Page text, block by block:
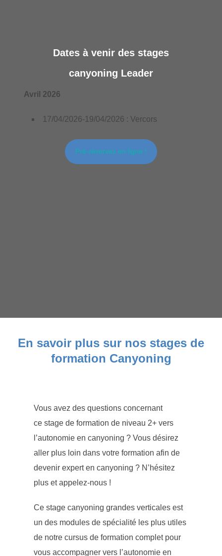
Dates à venir des stages
canyoning Leader
Avril 2026
17/04/2026-19/04/2026 : Vercors
Pré-réservez en ligne !
En savoir plus sur nos stages de
formation Canyoning
Vous avez des questions concernant
ce stage de formation de niveau 2+ vers
l’autonomie en canyoning ? Vous désirez
aller plus loin dans votre formation afin de
devenir expert en canyoning ? N’hésitez
plus et appelez-nous !
Ce stage canyoning grandes verticales est
un des modules de spécialité les plus utiles
de notre cursus de formation complet pour
vous accompagner vers l’autonomie en